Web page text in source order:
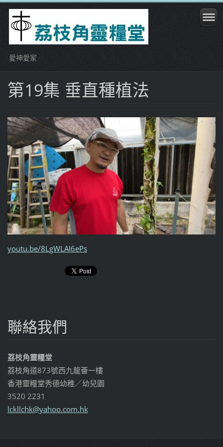
愛神愛家
第19集 垂直種植法
youtu.be/8LgWLAI6ePs
聯絡我們
荔枝角靈糧堂
荔枝角道873號西九龍薈一樓
香港靈糧堂秀德幼稚／幼兒園
3520 2231
lckllchk@yahoo.com.hk